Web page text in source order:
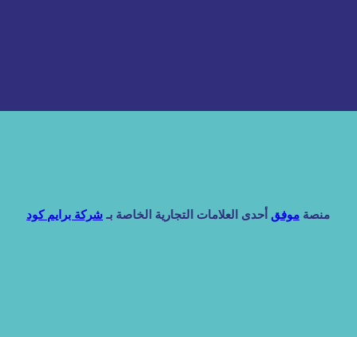
منصة موفق أحدى العلامات التجارية الخاصة بـ شركة برايم كود